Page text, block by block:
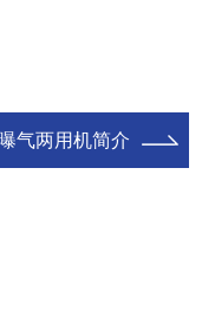
气两用机简介